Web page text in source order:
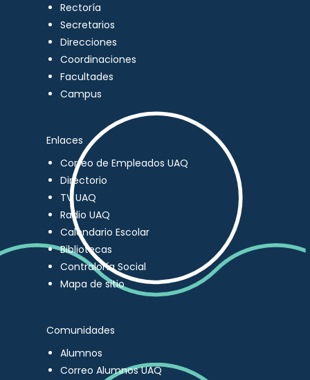
Rectoría
Secretarios
Direcciones
Coordinaciones
Facultades
Campus
Enlaces
Correo de Empleados UAQ
Directorio
TV UAQ
Radio UAQ
Calendario Escolar
Bibliotecas
Contraloría Social
Mapa de sitio
Comunidades
Alumnos
Correo Alumnos UAQ